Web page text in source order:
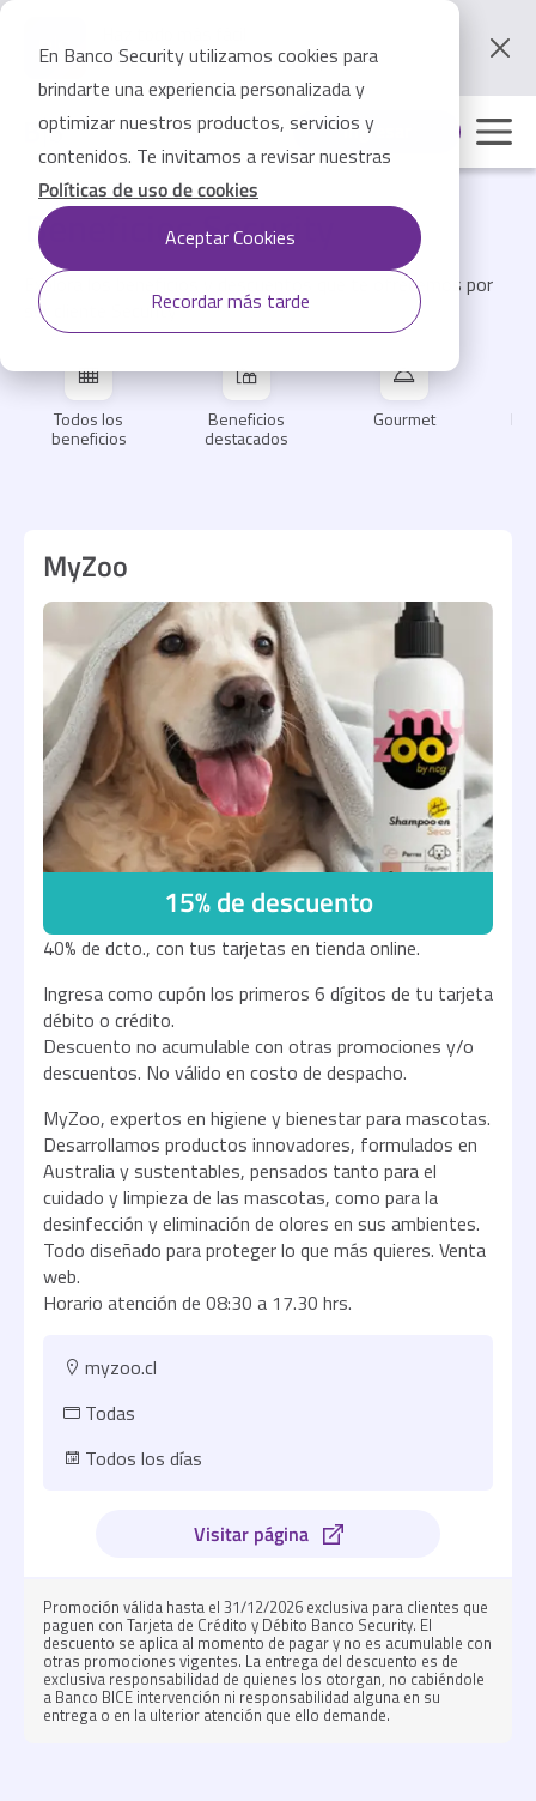
En Banco Security utilizamos cookies para
brindarte una experiencia personalizada y
optimizar nuestros productos, servicios y
contenidos. Te invitamos a revisar nuestras
Políticas de uso de cookies
Aceptar Cookies
Recordar más tarde
Pasar
contenido
principal
Utiliza tu APP Banco Security aquí
Ingresar
Beneficios Security
Explora los beneficios y descuentos que te ofrecemos por
ser cliente Security
Todos los
beneficios
Beneficios
destacados
Gourmet
40% de dcto., con tus tarjetas en tienda online.
Ingresa como cupón los primeros 6 dígitos de tu tarjeta
débito o crédito.
Descuento no acumulable con otras promociones y/o
descuentos. No válido en costo de despacho.
MyZoo, expertos en higiene y bienestar para mascotas.
Desarrollamos productos innovadores, formulados en
Australia y sustentables, pensados tanto para el
cuidado y limpieza de las mascotas, como para la
desinfección y eliminación de olores en sus ambientes.
Todo diseñado para proteger lo que más quieres. Venta
web.
Horario atención de 08:30 a 17.30 hrs.
myzoo.cl
Todas
Todos los días
Visitar página
MyZoo
15% de descuento
Promoción válida hasta el 31/12/2026 exclusiva para clientes que
paguen con Tarjeta de Crédito y Débito Banco Security. El
descuento se aplica al momento de pagar y no es acumulable con
otras promociones vigentes. La entrega del descuento es de
exclusiva responsabilidad de quienes los otorgan, no cabiéndole
a Banco BICE intervención ni responsabilidad alguna en su
entrega o en la ulterior atención que ello demande.